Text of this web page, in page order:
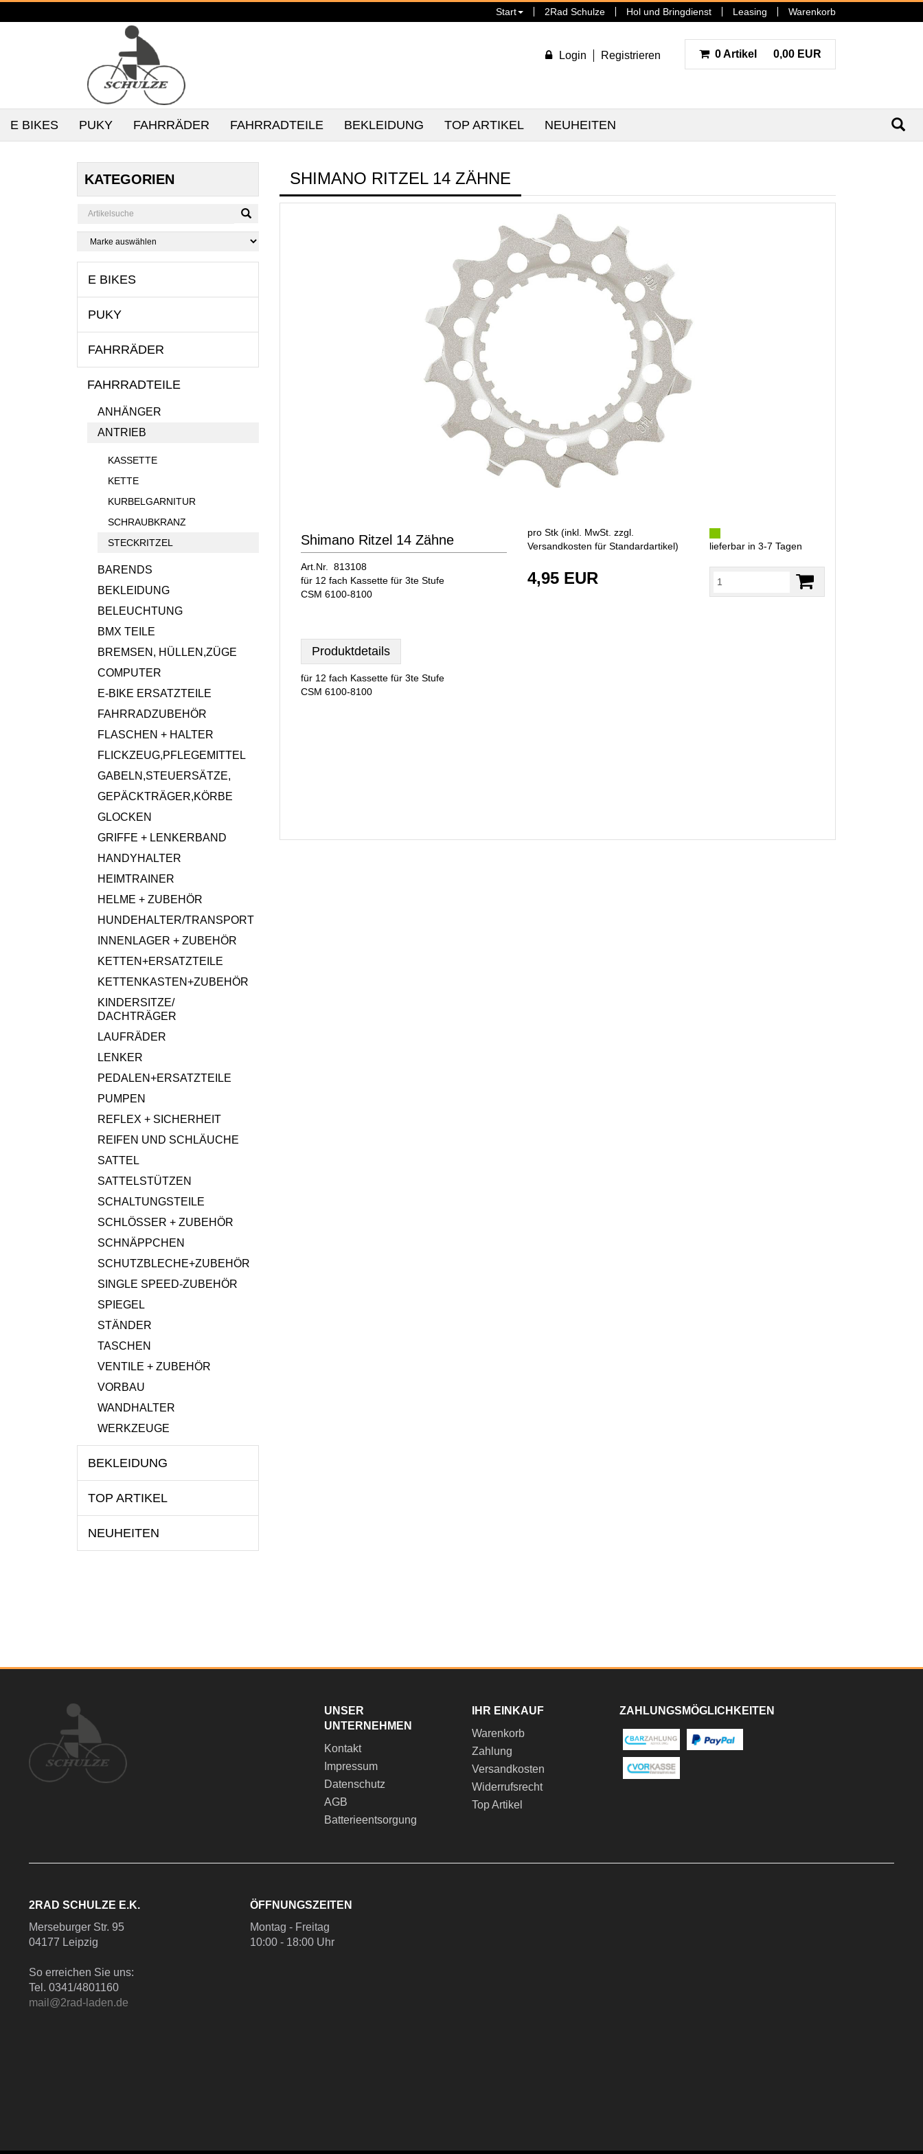
Start 2Rad Schulze Hol und Bringdienst Leasing Warenkorb
Login Registrieren 0 Artikel 0,00 EUR
E BIKES PUKY FAHRRÄDER FAHRRADTEILE BEKLEIDUNG TOP ARTIKEL NEUHEITEN
KATEGORIEN
E BIKES
PUKY
FAHRRÄDER
FAHRRADTEILE
ANHÄNGER
ANTRIEB
KASSETTE
KETTE
KURBELGARNITUR
SCHRAUBKRANZ
STECKRITZEL
BARENDS
BEKLEIDUNG
BELEUCHTUNG
BMX TEILE
BREMSEN, HÜLLEN,ZÜGE
COMPUTER
E-BIKE ERSATZTEILE
FAHRRADZUBEHÖR
FLASCHEN + HALTER
FLICKZEUG,PFLEGEMITTEL
GABELN,STEUERSÄTZE,
GEPÄCKTRÄGER,KÖRBE
GLOCKEN
GRIFFE + LENKERBAND
HANDYHALTER
HEIMTRAINER
HELME + ZUBEHÖR
HUNDEHALTER/TRANSPORT
INNENLAGER + ZUBEHÖR
KETTEN+ERSATZTEILE
KETTENKASTEN+ZUBEHÖR
KINDERSITZE/
DACHTRÄGER
LAUFRÄDER
LENKER
PEDALEN+ERSATZTEILE
PUMPEN
REFLEX + SICHERHEIT
REIFEN UND SCHLÄUCHE
SATTEL
SATTELSTÜTZEN
SCHALTUNGSTEILE
SCHLÖSSER + ZUBEHÖR
SCHNÄPPCHEN
SCHUTZBLECHE+ZUBEHÖR
SINGLE SPEED-ZUBEHÖR
SPIEGEL
STÄNDER
TASCHEN
VENTILE + ZUBEHÖR
VORBAU
WANDHALTER
WERKZEUGE
BEKLEIDUNG
TOP ARTIKEL
NEUHEITEN
SHIMANO RITZEL 14 ZÄHNE
Shimano Ritzel 14 Zähne
Art.Nr. 813108
für 12 fach Kassette für 3te Stufe
CSM 6100-8100
pro Stk (inkl. MwSt. zzgl.
Versandkosten für Standardartikel)
4,95 EUR
lieferbar in 3-7 Tagen
Produktdetails
für 12 fach Kassette für 3te Stufe
CSM 6100-8100
UNSER
UNTERNEHMEN
Kontakt
Impressum
Datenschutz
AGB
Batterieentsorgung
IHR EINKAUF
Warenkorb
Zahlung
Versandkosten
Widerrufsrecht
Top Artikel
ZAHLUNGSMÖGLICHKEITEN
2RAD SCHULZE E.K.
Merseburger Str. 95
04177 Leipzig
So erreichen Sie uns:
Tel. 0341/4801160
mail@2rad-laden.de
ÖFFNUNGSZEITEN
Montag - Freitag
10:00 - 18:00 Uhr